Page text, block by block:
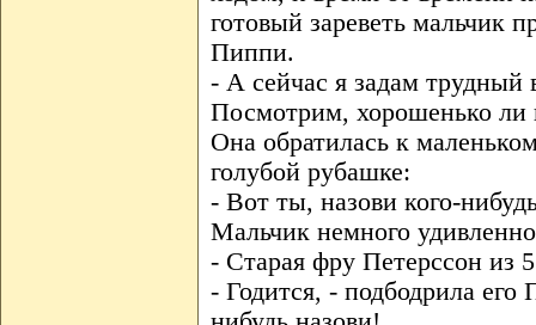
готовый зареветь мальчик
Пиппи.
- А сейчас я задам трудный
Посмотрим, хорошенько ли
Она обратилась к
голубой рубашке:
- Вот ты, назови кого-
Мальчик немного
- Старая фру Петерссон из
- Годится, - подбодрила